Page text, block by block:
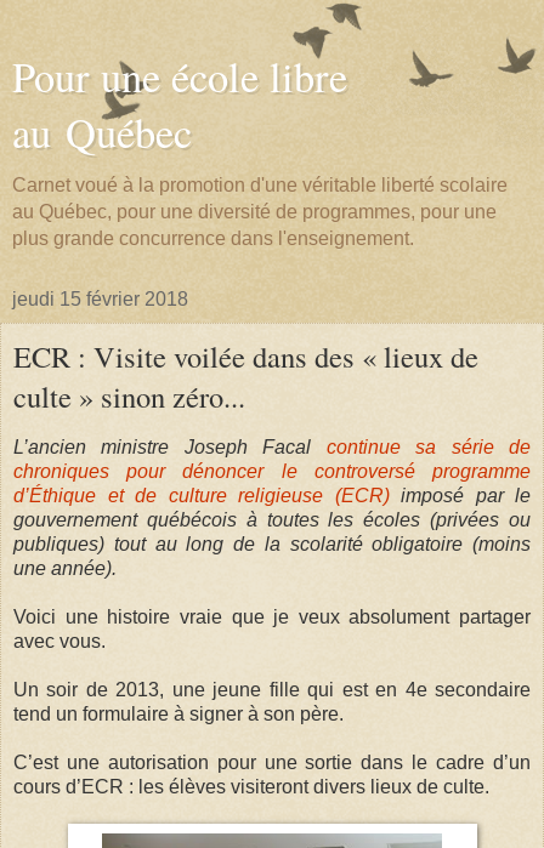
Pour une école libre
au Québec
Carnet voué à la promotion d'une véritable liberté scolaire
au Québec, pour une diversité de programmes, pour une
plus grande concurrence dans l'enseignement.
jeudi 15 février 2018
ECR : Visite voilée dans des « lieux de
culte » sinon zéro...
L’ancien ministre Joseph Facal continue sa série de
chroniques pour dénoncer le controversé programme
d’Éthique et de culture religieuse (ECR)imposé par le
gouvernement québécois à toutes les écoles (privées ou
publiques) tout au long de la scolarité obligatoire (moins
une année).
Voici une histoire vraie que je veux absolument partager
avec vous.
Un soir de 2013, une jeune fille qui est en 4e secondaire
tend un formulaire à signer à son père.
C’est une autorisation pour une sortie dans le cadre d’un
cours d’ECR : les élèves visiteront divers lieux de culte.